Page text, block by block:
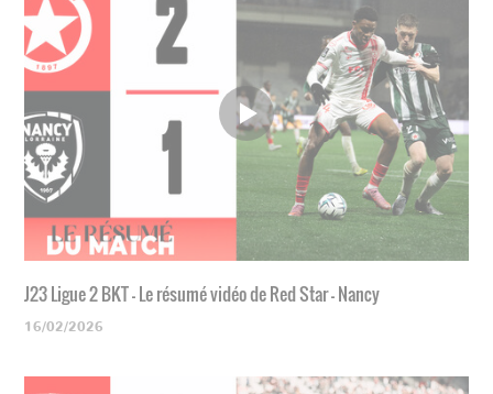
J23 Ligue 2 BKT - Le résumé vidéo de Red Star - Nancy
16/02/2026